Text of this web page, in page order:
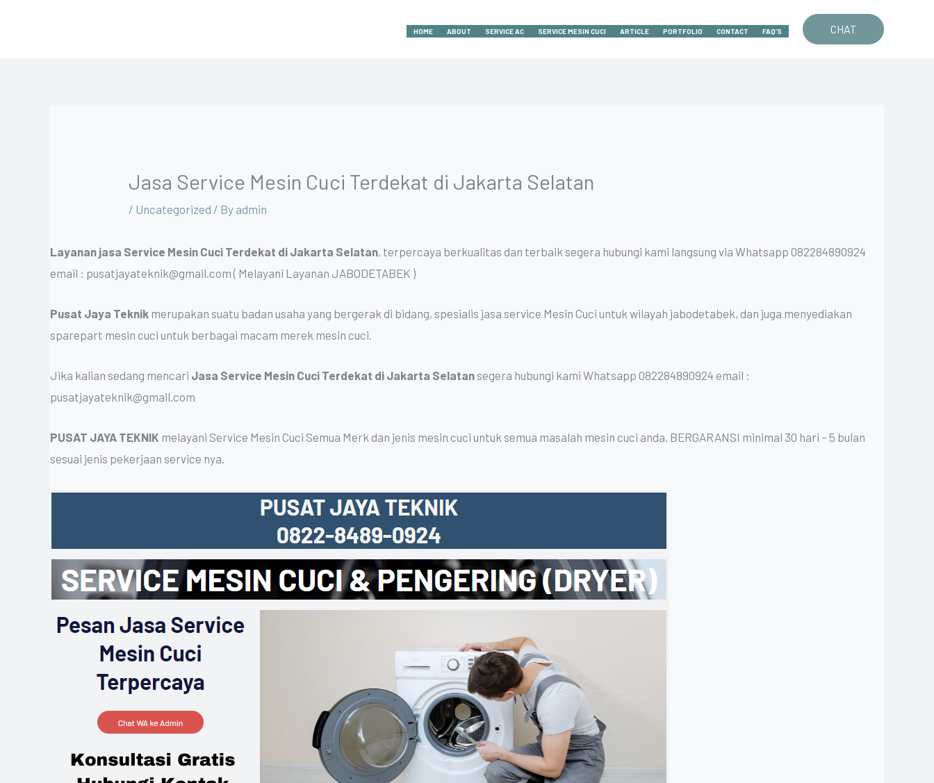
HOME ABOUT SERVICE AC SERVICE MESIN CUCI ARTICLE PORTFOLIO CONTACT FAQ’S CHAT
Jasa Service Mesin Cuci Terdekat di Jakarta Selatan
/ Uncategorized / By admin
Layanan jasa Service Mesin Cuci Terdekat di Jakarta Selatan, terpercaya berkualitas dan terbaik segera hubungi kami langsung via Whatsapp 082284890924
email : pusatjayateknik@gmail.com ( Melayani Layanan JABODETABEK )
Pusat Jaya Teknik merupakan suatu badan usaha yang bergerak di bidang, spesialis jasa service Mesin Cuci untuk wilayah jabodetabek, dan juga menyediakan
sparepart mesin cuci untuk berbagai macam merek mesin cuci.
Jika kalian sedang mencari Jasa Service Mesin Cuci Terdekat di Jakarta Selatan segera hubungi kami Whatsapp 082284890924 email :
pusatjayateknik@gmail.com
PUSAT JAYA TEKNIK melayani Service Mesin Cuci Semua Merk dan jenis mesin cuci untuk semua masalah mesin cuci anda, BERGARANSI minimal 30 hari – 5 bulan
sesuai jenis pekerjaan service nya.